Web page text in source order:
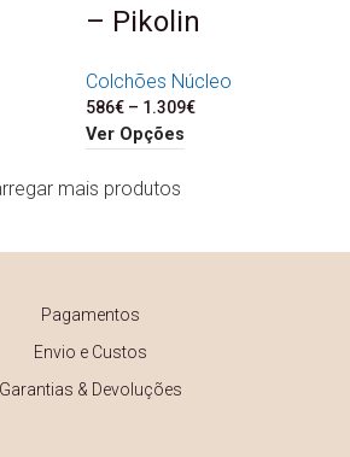
– Pikolin
Colchões Núcleo
586€ – 1.309€
Ver Opções
mais produtos
Pagamentos
Envio e Custos
Garantias & Devoluções